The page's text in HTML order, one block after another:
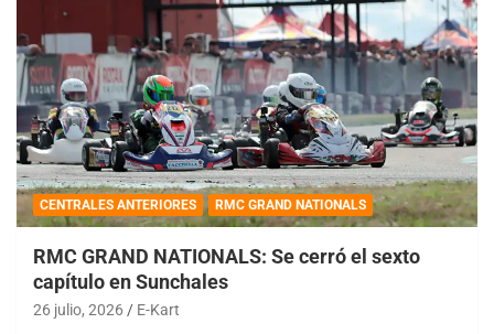
CENTRALES ANTERIORES RMC GRAND NATIONALS
RMC GRAND NATIONALS: Se cerró el sexto
capítulo en Sunchales
26 julio, 2026 E-Kart